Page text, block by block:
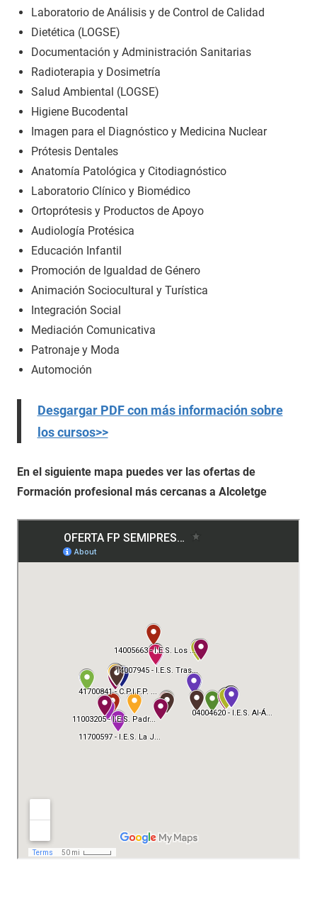
Laboratorio de Análisis y de Control de Calidad
Dietética (LOGSE)
Documentación y Administración Sanitarias
Radioterapia y Dosimetría
Salud Ambiental (LOGSE)
Higiene Bucodental
Imagen para el Diagnóstico y Medicina Nuclear
Prótesis Dentales
Anatomía Patológica y Citodiagnóstico
Laboratorio Clínico y Biomédico
Ortoprótesis y Productos de Apoyo
Audiología Protésica
Educación Infantil
Promoción de Igualdad de Género
Animación Sociocultural y Turística
Integración Social
Mediación Comunicativa
Patronaje y Moda
Automoción
Desgargar PDF con más información sobre
los cursos>>
En el siguiente mapa puedes ver las ofertas de
Formación profesional más cercanas a Alcoletge